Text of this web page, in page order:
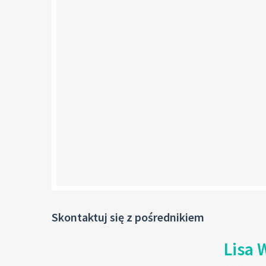
Skontaktuj się z pośrednikiem
Lisa